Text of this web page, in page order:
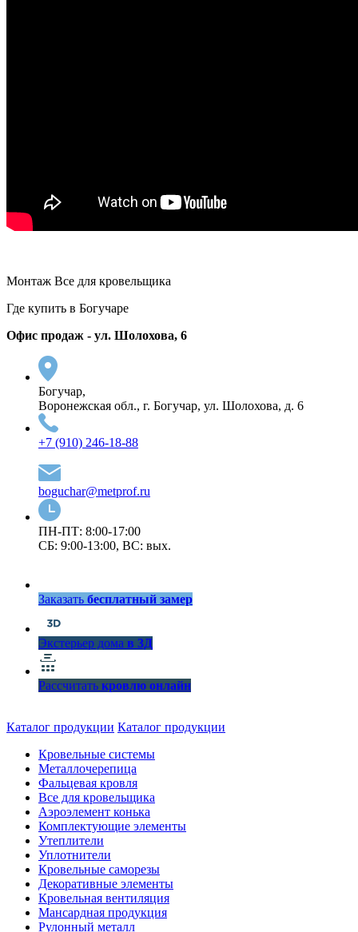
Монтаж Все для кровельщика
Где купить в Богучаре
Офис продаж - ул. Шолохова, 6
Богучар,
Воронежская обл., г. Богучар, ул. Шолохова, д. 6
+7 (910) 246-18-88
boguchar@metprof.ru
ПН-ПТ: 8:00-17:00
СБ: 9:00-13:00, ВС: вых.
Заказать бесплатный замер
Экстерьер дома в 3Д
Рассчитать кровлю онлайн
Каталог продукции Каталог продукции
Кровельные системы
Металлочерепица
Фальцевая кровля
Все для кровельщика
Аэроэлемент конька
Комплектующие элементы
Утеплители
Уплотнители
Кровельные саморезы
Декоративные элементы
Кровельная вентиляция
Мансардная продукция
Рулонный металл